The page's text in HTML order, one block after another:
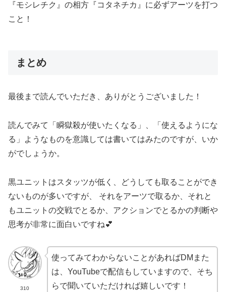
『モシレチク』の相方『コタネチカ』に必ずアーツを打つ
こと！
まとめ
最後まで読んでいただき、ありがとうございました！
読んでみて「瞬獄殺が使いたくなる」、「使えるようにな
る」ようなものを意識しては書いてはみたのですが、いか
がでしょうか。
黒ユニットはスタッツが低く、どうしても取ることができ
ないものが多いですが、 それをアーツで取るか、それと
もユニットの交戦でとるか、アクションでとるかの判断や
思考が非常に面白いですね💕
310
使ってみてわからないことがあればDMまた
は、YouTubeで配信もしていますので、そち
らで聞いていただければ嬉しいです！